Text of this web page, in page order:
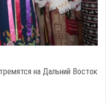
на Дальний Восток